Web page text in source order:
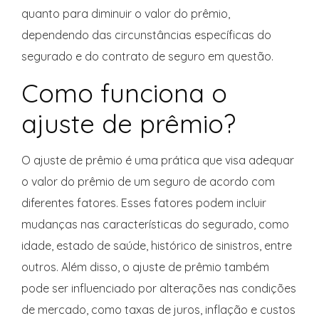
quanto para diminuir o valor do prêmio,
dependendo das circunstâncias específicas do
segurado e do contrato de seguro em questão.
Como funciona o
ajuste de prêmio?
O ajuste de prêmio é uma prática que visa adequar
o valor do prêmio de um seguro de acordo com
diferentes fatores. Esses fatores podem incluir
mudanças nas características do segurado, como
idade, estado de saúde, histórico de sinistros, entre
outros. Além disso, o ajuste de prêmio também
pode ser influenciado por alterações nas condições
de mercado, como taxas de juros, inflação e custos